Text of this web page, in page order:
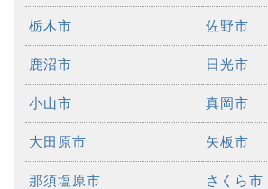
栃木市 佐野市
鹿沼市 日光市
小山市 真岡市
大田原市 矢板市
那須塩原市 さくら市